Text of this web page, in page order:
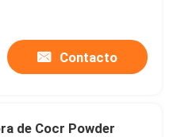
Contacto
de Cocr Powder